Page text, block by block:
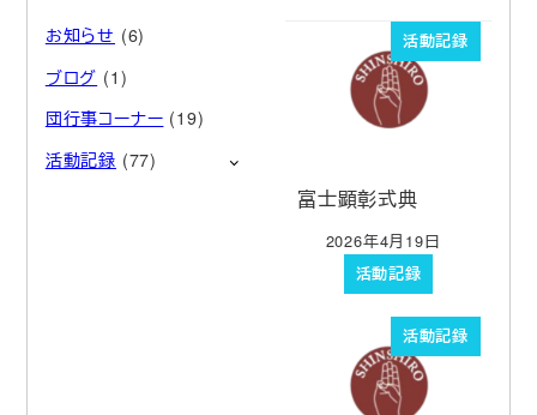
お知らせ (6)
ブログ (1)
団行事コーナー (19)
活動記録 (77)
活動記録
富士顕彰式典
投稿日
2026年4月19日
活動記録
活動記録